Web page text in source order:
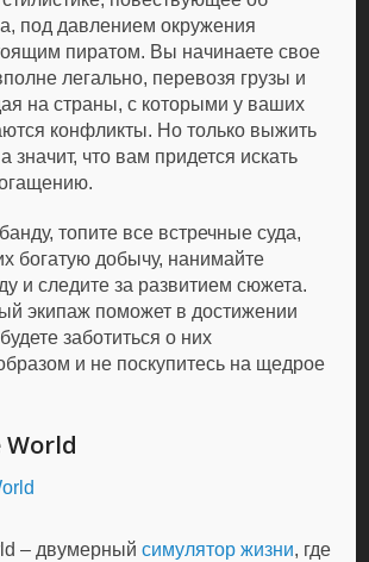
под давлением окружения
пиратом. Вы начинаете свое
легально, перевозя грузы и
на страны, с которыми у ваших
конфликты. Но только выжить
значит, что вам придется искать
топите все встречные суда,
богатую добычу, нанимайте
и следите за развитием сюжета.
экипаж поможет в достижении
заботиться о них
и не поскупитесь на щедрое
– двумерныйсимулятор жизни, где